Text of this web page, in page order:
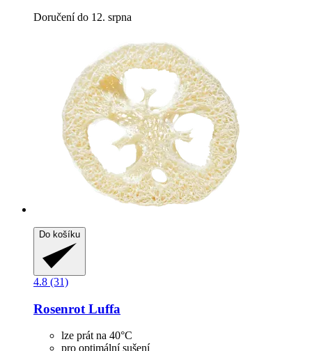
Doručení do 12. srpna
Do košíku
4.8 (31)
Rosenrot Luffa
lze prát na 40°C
pro optimální sušení